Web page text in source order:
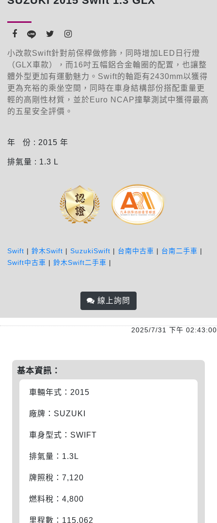
小改款Swift針對前保桿做修飾，同時增加LED日行燈
（GLX車款），而16吋五幅鋁合金輪圈的配置，也讓整
體外型更加有運動魅力。Swift的軸距有2430mm以獲得
更為充裕的乘坐空間，同時在車身結構部份搭配重量更
輕的高剛性材質，並於Euro NCAP撞擊測試中獲得最高
的五星安全評價。
年 份 : 2015 年
排氣量 : 1.3 L
Swift | 鈴木Swift | SuzukiSwift | 台南中古車 | 台南二手車 |
Swift中古車 | 鈴木Swift二手車 |
線上詢問
2025/7/31 下午 02:43:00
基本資訊：
車輛年式：2015
廠牌：SUZUKI
車身型式：SWIFT
排氣量：1.3L
牌照稅：7,120
燃料稅：4,800
里程數：115,062